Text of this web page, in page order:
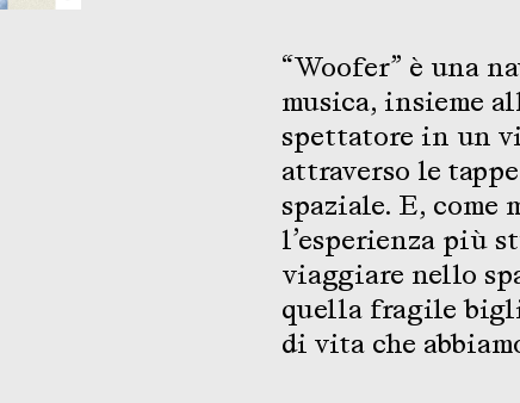
“Woofer” è una
musica, insieme
spettatore in un
attraverso le
spaziale. E,
l’esperienza più
viaggiare nello
quella fragile
di vita che